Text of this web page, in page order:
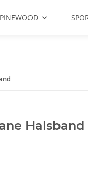
PINEWOOD